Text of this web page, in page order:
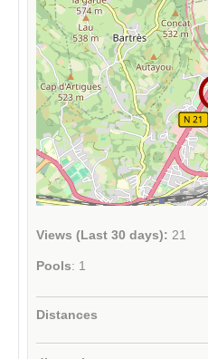
Views (Last 30 days): 21
Pools: 1
Distances